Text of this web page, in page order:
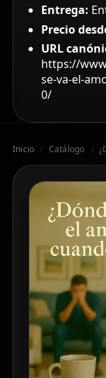
Entrega:
Precio
URL
https://
se-va-el-
0/
Inicio / Catálogo /